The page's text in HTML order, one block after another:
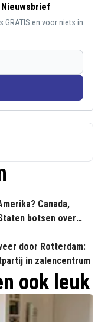
Nieuwsbrief
GRATIS en voor niets in
Canada,
botsen over
door Rotterdam:
in zalencentrum
ook leuk